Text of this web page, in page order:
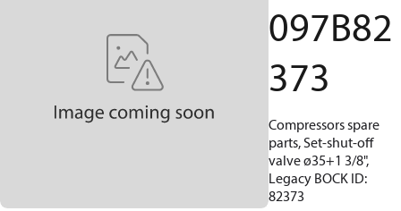
097B82
373
Compressors spare
parts, Set-shut-off
valve ø35+1 3/8",
Legacy BOCK ID:
82373